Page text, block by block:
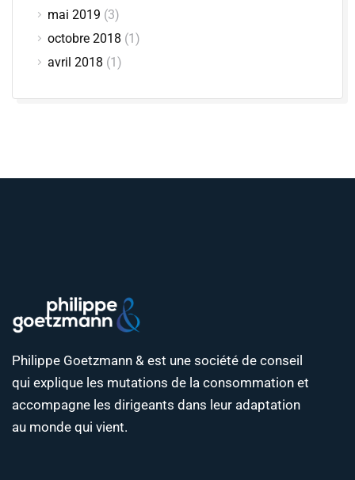
mai 2019 (3)
octobre 2018 (1)
avril 2018 (1)
Philippe Goetzmann & est une société de conseil
qui explique les mutations de la consommation et
accompagne les dirigeants dans leur adaptation
au monde qui vient.